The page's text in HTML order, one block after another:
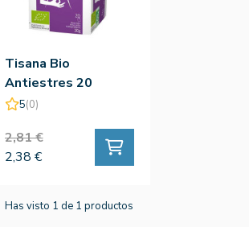
Tisana Bio
Antiestres 20
Filtros
5(0)
2,81 €
2,38 €
Has visto 1 de 1 productos